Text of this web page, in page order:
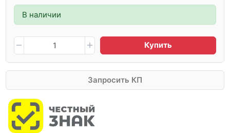
В наличии
Купить
Запросить КП